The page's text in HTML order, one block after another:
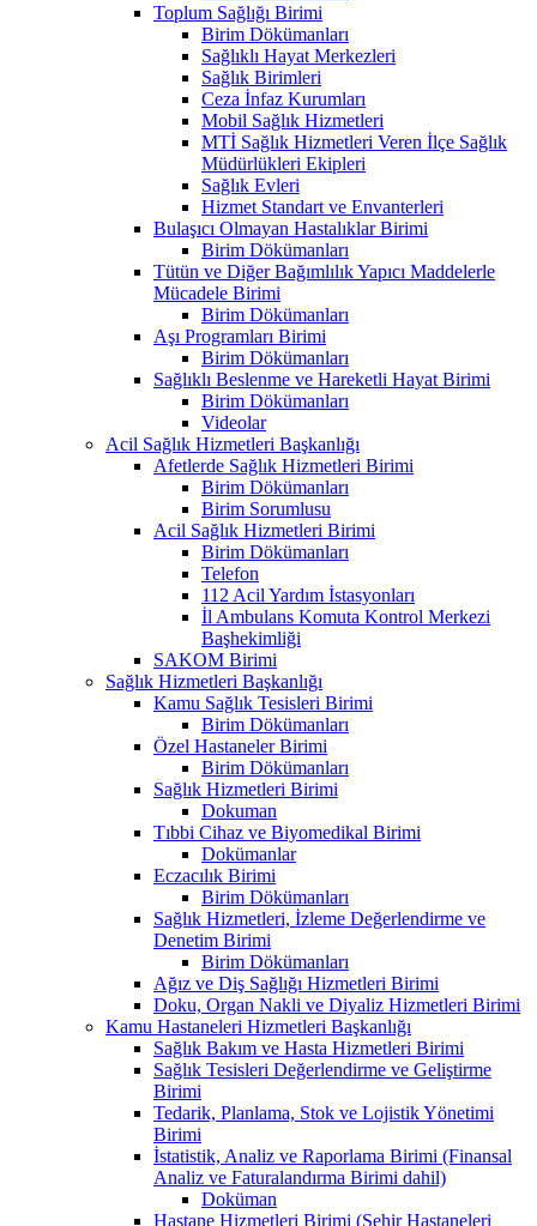
Toplum Sağlığı Birimi
Birim Dökümanları
Sağlıklı Hayat Merkezleri
Sağlık Birimleri
Ceza İnfaz Kurumları
Mobil Sağlık Hizmetleri
MTİ Sağlık Hizmetleri Veren İlçe Sağlık
Müdürlükleri Ekipleri
Sağlık Evleri
Hizmet Standart ve Envanterleri
Bulaşıcı Olmayan Hastalıklar Birimi
Birim Dökümanları
Tütün ve Diğer Bağımlılık Yapıcı Maddelerle
Mücadele Birimi
Birim Dökümanları
Aşı Programları Birimi
Birim Dökümanları
Sağlıklı Beslenme ve Hareketli Hayat Birimi
Birim Dökümanları
Videolar
Acil Sağlık Hizmetleri Başkanlığı
Afetlerde Sağlık Hizmetleri Birimi
Birim Dökümanları
Birim Sorumlusu
Acil Sağlık Hizmetleri Birimi
Birim Dökümanları
Telefon
112 Acil Yardım İstasyonları
İl Ambulans Komuta Kontrol Merkezi
Başhekimliği
SAKOM Birimi
Sağlık Hizmetleri Başkanlığı
Kamu Sağlık Tesisleri Birimi
Birim Dökümanları
Özel Hastaneler Birimi
Birim Dökümanları
Sağlık Hizmetleri Birimi
Dokuman
Tıbbi Cihaz ve Biyomedikal Birimi
Dokümanlar
Eczacılık Birimi
Birim Dökümanları
Sağlık Hizmetleri, İzleme Değerlendirme ve
Denetim Birimi
Birim Dökümanları
Ağız ve Diş Sağlığı Hizmetleri Birimi
Doku, Organ Nakli ve Diyaliz Hizmetleri Birimi
Kamu Hastaneleri Hizmetleri Başkanlığı
Sağlık Bakım ve Hasta Hizmetleri Birimi
Sağlık Tesisleri Değerlendirme ve Geliştirme
Birimi
Tedarik, Planlama, Stok ve Lojistik Yönetimi
Birimi
İstatistik, Analiz ve Raporlama Birimi (Finansal
Analiz ve Faturalandırma Birimi dahil)
Doküman
Hastane Hizmetleri Birimi (Şehir Hastaneleri